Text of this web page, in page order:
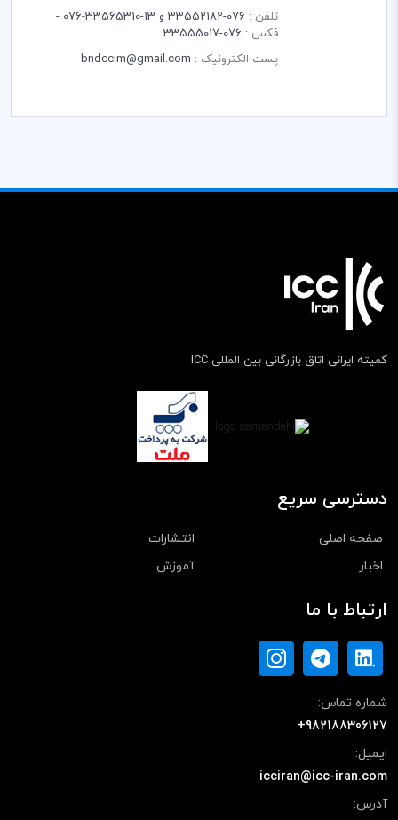
تلفن : 076-33552182 و 13-33565310-076 -
فکس : 076-33555017
پست الکترونیک : bndccim@gmail.com
کمیته ایرانی اتاق بازرگانی بین المللی ICC
دسترسی سریع
صفحه اصلی
انتشارات
اخبار
آموزش
ارتباط با ما
شماره تماس:
+982188306127
ایمیل:
icciran@icc-iran.com
آدرس: